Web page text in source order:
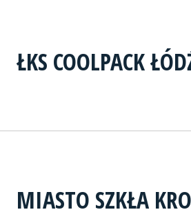
ŁKS COOLPACK
MIASTO SZKŁA